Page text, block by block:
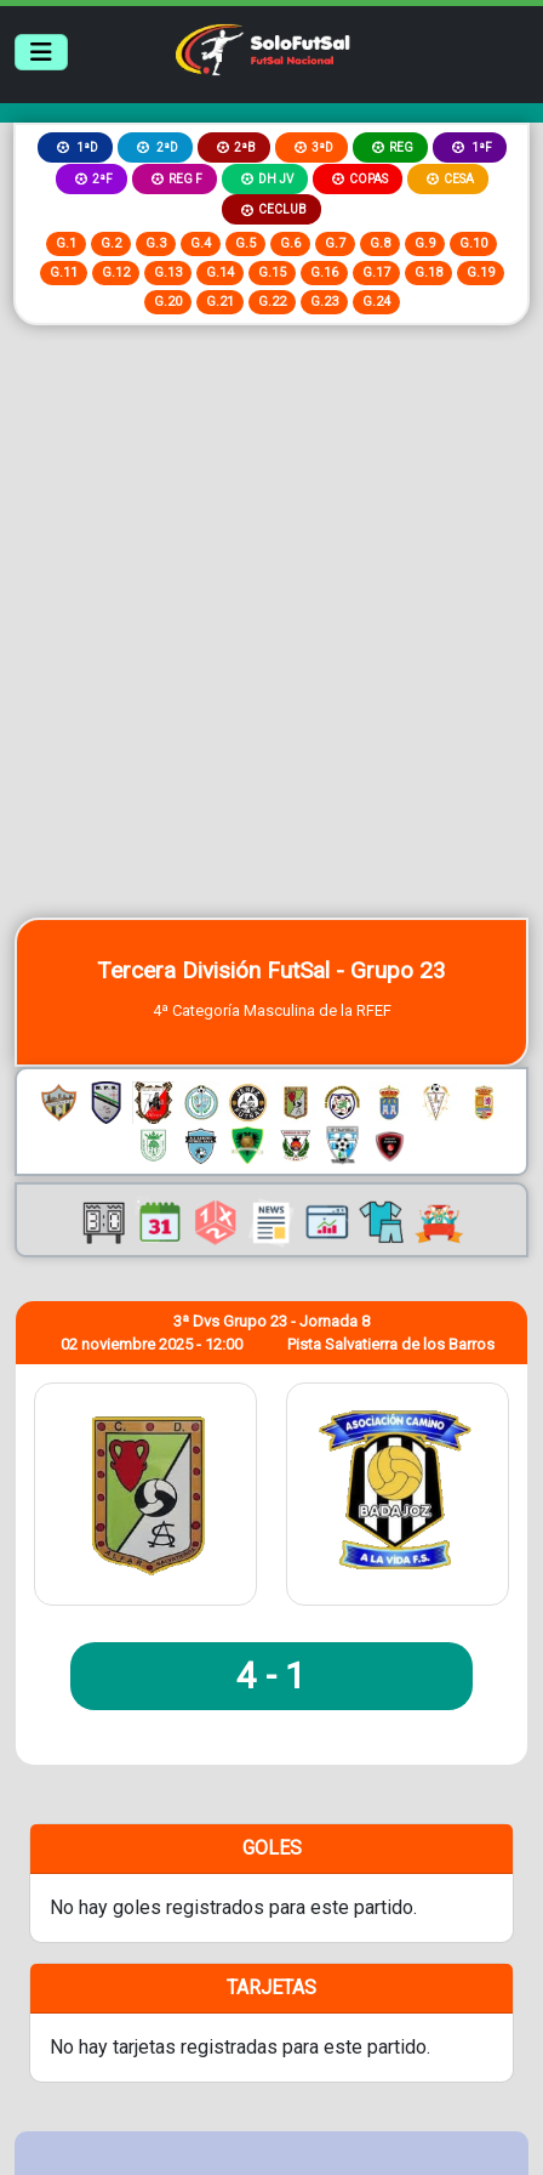
1ªD 2ªD 2ªB 3ªD REG 1ªF
2ªF REG F DH JV COPAS CESA
CECLUB
G.1 G.2 G.3 G.4 G.5 G.6 G.7 G.8 G.9
G.10
G.11
G.12 G.13 G.14 G.15 G.16 G.17 G.18
G.19
G.20
G.21 G.22 G.23 G.24
Tercera División FutSal - Grupo 23
4ª Categoría Masculina de la RFEF
02 noviembre 2025 - 12:00
3ª Dvs Grupo 23 - Jornada 8
Pista Salvatierra de los Barros
4 - 1
GOLES
No hay goles registrados para este partido.
TARJETAS
No hay tarjetas registradas para este partido.